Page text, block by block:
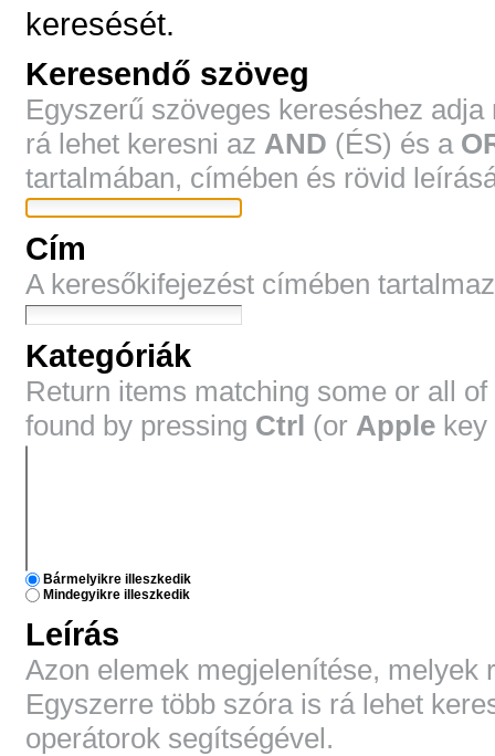
keresését.
Keresendő szöveg
Egyszerű szöveges kereséshez
rá lehet keresni az AND (ÉS) és a
tartalmában, címében és rövid
Cím
A keresőkifejezést címében
Kategóriák
Return items matching some or all
found by pressing Ctrl (or Apple key
Bármelyikre illeszkedik
Mindegyikre illeszkedik
Leírás
Azon elemek megjelenítése, melyek
Egyszerre több szóra is rá lehet
operátorok segítségével.